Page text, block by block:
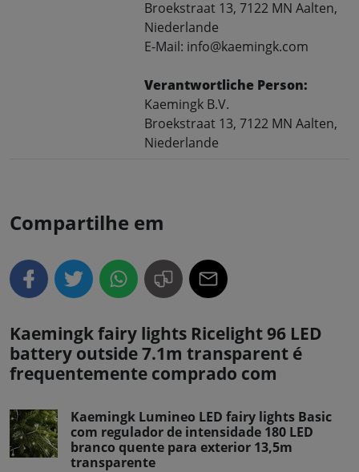
Broekstraat 13, 7122 MN Aalten,
Niederlande
E-Mail: info@kaemingk.com
Verantwortliche Person:
Kaemingk B.V.
Broekstraat 13, 7122 MN Aalten,
Niederlande
Compartilhe em
Kaemingk fairy lights Ricelight 96 LED
battery outside 7.1m transparent é
frequentemente comprado com
Kaemingk Lumineo LED fairy lights Basic
com regulador de intensidade 180 LED
branco quente para exterior 13,5m
transparente